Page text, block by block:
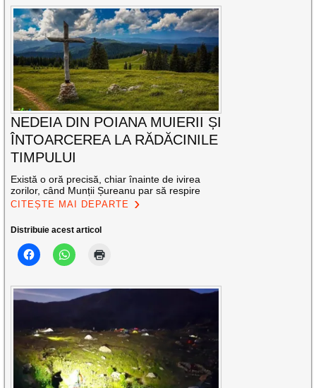
NEDEIA DIN POIANA MUIERII ȘI
ÎNTOARCEREA LA RĂDĂCINILE
TIMPULUI
Există o oră precisă, chiar înainte de ivirea
zorilor, când Munții Șureanu par să respire
CITEȘTE MAI DEPARTE
Distribuie acest articol